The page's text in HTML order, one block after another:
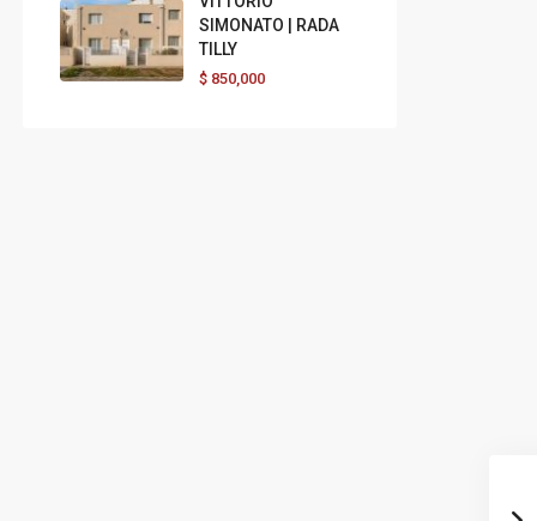
SIMONATO | RADA
TILLY
$850,000